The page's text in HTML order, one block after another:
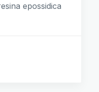
epossidica